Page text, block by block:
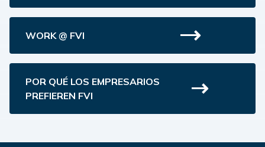
WORK @ FVI
POR QUÉ LOS EMPRESARIOS
PREFIEREN FVI